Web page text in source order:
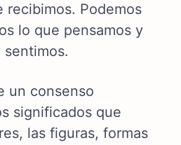
recibimos. Podemos
lo que pensamos y
sentimos.
un consenso
significados que
las figuras, formas